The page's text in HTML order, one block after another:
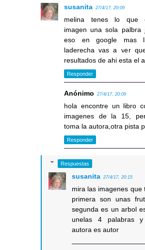
susanita 27/4/17, 20:09
melina tenes lo que
imagen una sola palbra
eso en google mas
laderecha vas a ver
resultados de ahi esta el
Responder
Anónimo 27/4/17, 20:09
hola encontre un libro
imagenes de la 15,
toma la autora,otra pista
Responder
Respuestas
susanita 27/4/17, 20:15
mira las imagenes que
primera son unas
segunda es un arbol
unelas 4 palabras
autora es autor